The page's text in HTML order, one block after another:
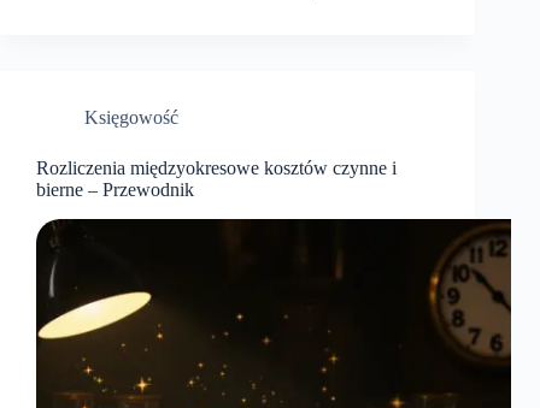
Księgowość
Rozliczenia międzyokresowe kosztów czynne i
bierne – Przewodnik